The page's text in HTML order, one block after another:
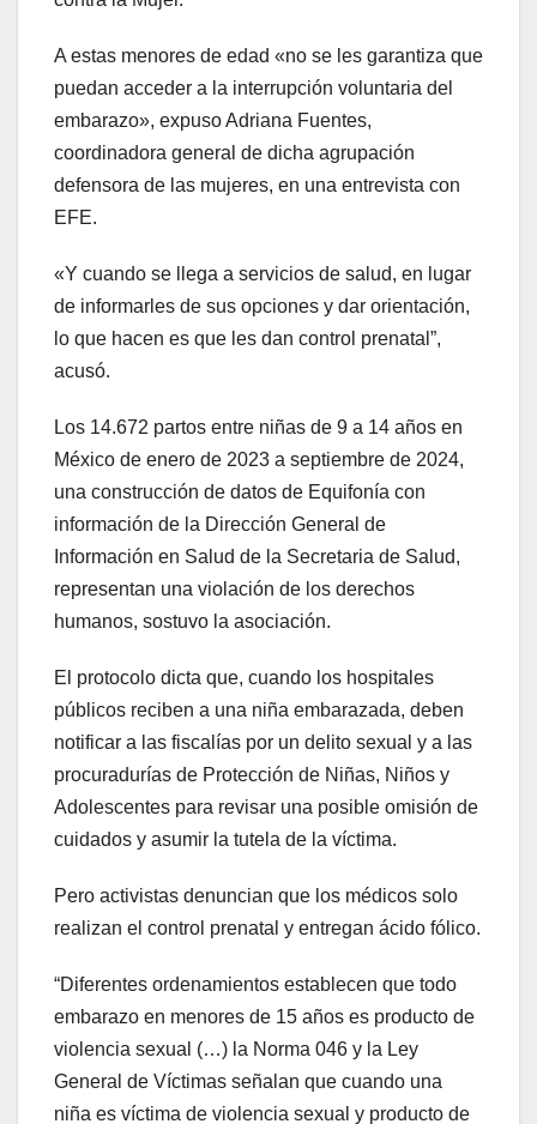
A estas menores de edad «no se les garantiza que
puedan acceder a la interrupción voluntaria del
embarazo», expuso Adriana Fuentes,
coordinadora general de dicha agrupación
defensora de las mujeres, en una entrevista con
EFE.
«Y cuando se llega a servicios de salud, en lugar
de informarles de sus opciones y dar orientación,
lo que hacen es que les dan control prenatal”,
acusó.
Los 14.672 partos entre niñas de 9 a 14 años en
México de enero de 2023 a septiembre de 2024,
una construcción de datos de Equifonía con
información de la Dirección General de
Información en Salud de la Secretaria de Salud,
representan una violación de los derechos
humanos, sostuvo la asociación.
El protocolo dicta que, cuando los hospitales
públicos reciben a una niña embarazada, deben
notificar a las fiscalías por un delito sexual y a las
procuradurías de Protección de Niñas, Niños y
Adolescentes para revisar una posible omisión de
cuidados y asumir la tutela de la víctima.
Pero activistas denuncian que los médicos solo
realizan el control prenatal y entregan ácido fólico.
“Diferentes ordenamientos establecen que todo
embarazo en menores de 15 años es producto de
violencia sexual (…) la Norma 046 y la Ley
General de Víctimas señalan que cuando una
niña es víctima de violencia sexual y producto de